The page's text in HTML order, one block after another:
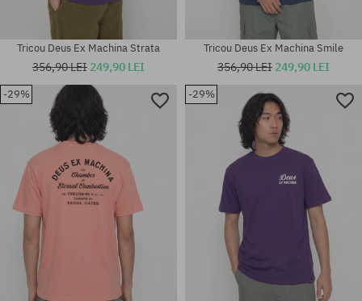
Mărimi existente:
Mărimi existente:
Tricou Deus Ex Machina Strata
356,90 LEI 249,90 LEI
Tricou Deus Ex Machina Smile
356,90 LEI 249,90 LEI
-29% -29%